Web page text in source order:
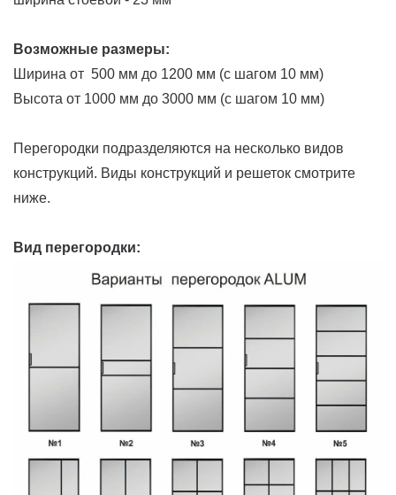
Возможные размеры:
Ширина от 500 мм до 1200 мм (с шагом 10 мм)
Высота от 1000 мм до 3000 мм (с шагом 10 мм)
Перегородки подразделяются на несколько видов
конструкций. Виды конструкций и решеток смотрите
ниже.
Вид перегородки: